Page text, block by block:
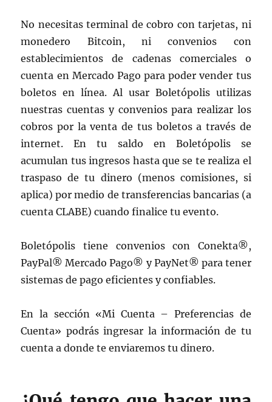
No necesitas terminal de cobro con tarjetas, ni
monedero Bitcoin, ni convenios con
establecimientos de cadenas comerciales o
cuenta en Mercado Pago para poder vender tus
boletos en línea. Al usar Boletópolis utilizas
nuestras cuentas y convenios para realizar los
cobros por la venta de tus boletos a través de
internet. En tu saldo en Boletópolis se
acumulan tus ingresos hasta que se te realiza el
traspaso de tu dinero (menos comisiones, si
aplica) por medio de transferencias bancarias (a
cuenta CLABE) cuando finalice tu evento.
Boletópolis tiene convenios con Conekta®,
PayPal® Mercado Pago® y PayNet® para tener
sistemas de pago eficientes y confiables.
En la sección «Mi Cuenta – Preferencias de
Cuenta» podrás ingresar la información de tu
cuenta a donde te enviaremos tu dinero.